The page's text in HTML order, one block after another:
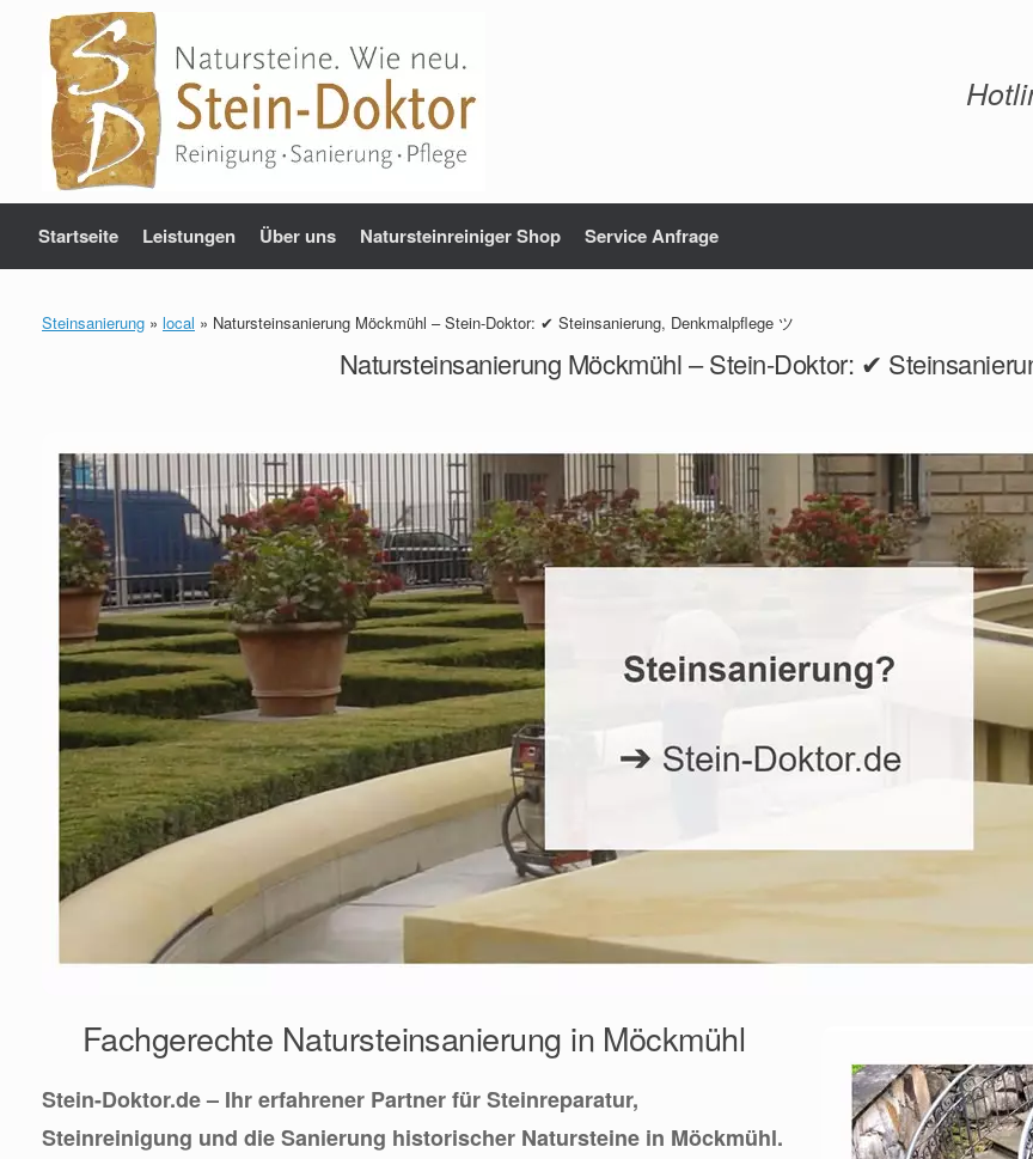
springen
Startseite Leistungen Über uns Natursteinreiniger Shop Service Anfrage
Steinsanierung » local » Natursteinsanierung Möckmühl – Stein-Doktor: ✔ Steinsanierung, Denkmalpflege ツ
Natursteinsanierung Möckmühl – Stein-Doktor: ✔
Fachgerechte Natursteinsanierung in Möckmühl
Stein-Doktor.de – Ihr erfahrener Partner für Steinreparatur,
Steinreinigung und die Sanierung historischer Natursteine in Möckmühl.